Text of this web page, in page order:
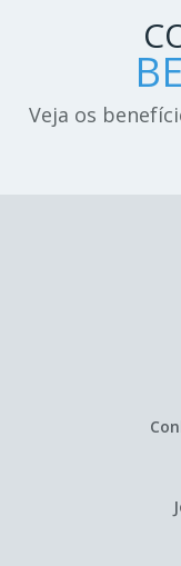
Veja os